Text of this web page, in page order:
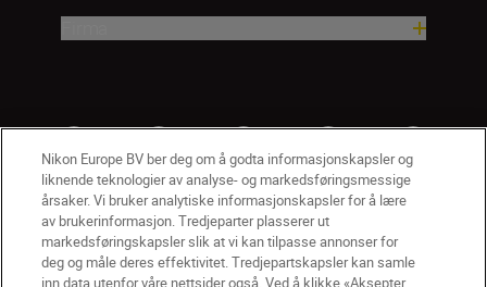
Nikon Europe BV ber deg om å godta informasjonskapsler og
liknende teknologier av analyse- og markedsføringsmessige
årsaker. Vi bruker analytiske informasjonskapsler for å lære
av brukerinformasjon. Tredjeparter plasserer ut
markedsføringskapsler slik at vi kan tilpasse annonser for
deg og måle deres effektivitet. Tredjepartskapsler kan samle
inn data utenfor våre nettsider også. Ved å klikke «Aksepter